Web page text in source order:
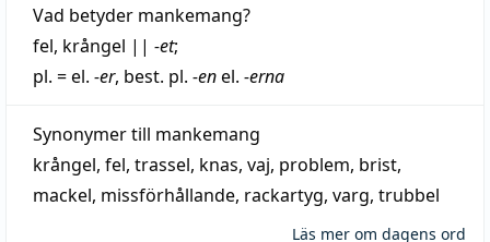
Vad betyder mankemang?
fel, krångel || -et;
pl. = el. -er, best. pl. -enel. -erna
Synonymer till mankemang
krångel, fel, trassel, knas, vaj, problem, brist,
mackel, missförhållande, rackartyg, varg, trubbel
Läs mer om dagens ord